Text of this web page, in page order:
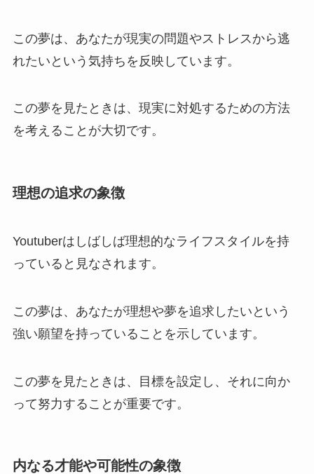
この夢は、あなたが現実の問題やストレスから逃
れたいという気持ちを反映しています。
この夢を見たときは、現実に対処するための方法
を考えることが大切です。
理想の追求の象徴
Youtuberはしばしば理想的なライフスタイルを持
っていると見なされます。
この夢は、あなたが理想や夢を追求したいという
強い願望を持っていることを示しています。
この夢を見たときは、目標を設定し、それに向か
って努力することが重要です。
内なる才能や可能性の象徴